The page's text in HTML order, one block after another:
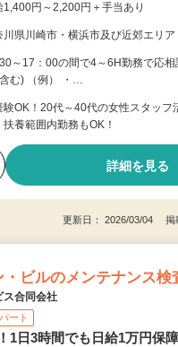
1,400円～2,200円＋手当あり
川県川崎市・横浜市及び近郊エリ
～17：00の間で4～6H勤務で応
む) （例） ・…
験OK！20代～40代の女性スタッフ
扶養範囲内勤務もOK！
詳細を見る
更新日： 2026/03/04 掲
・ビルのメンテナンス検
ス合同会社
パート
1日3時間でも日給1万円保